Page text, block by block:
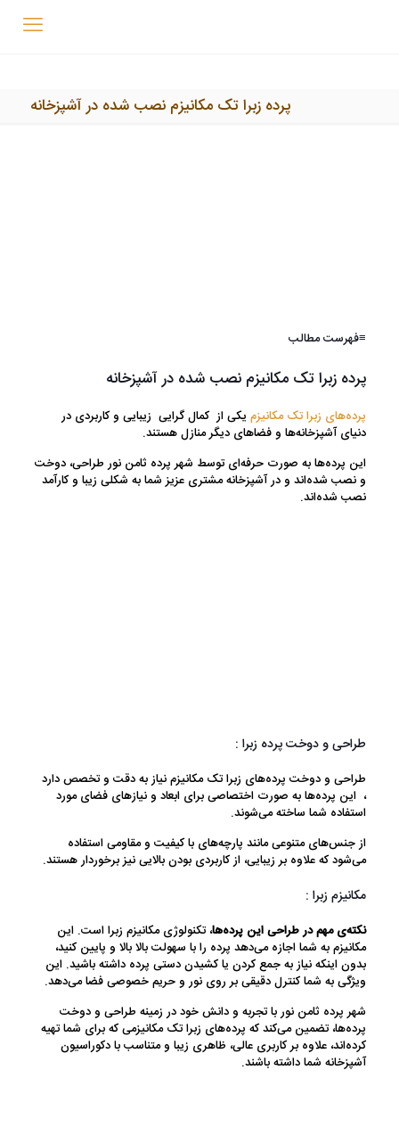
پرده زبرا تک مکانیزم نصب شده در آشپزخانه
≡فهرست مطالب
پرده زبرا تک مکانیزم نصب شده در آشپزخانه
پرده‌های زبرا تک مکانیزمیکی از کمال گرایی زیبایی و کاربردی در
دنیای آشپزخانه‌ها و فضاهای دیگر منازل هستند.
این پرده‌ها به صورت حرفه‌ای توسط شهر پرده ثامن نور طراحی، دوخت
و نصب شده‌اند و در آشپزخانه مشتری عزیز شما به شکلی زیبا و کارآمد
نصب شده‌اند.
طراحی و دوخت پرده زبرا :
طراحی و دوخت پرده‌های زبرا تک مکانیزم نیاز به دقت و تخصص دارد
، این پرده‌ها به صورت اختصاصی برای ابعاد و نیازهای فضای مورد
استفاده شما ساخته می‌شوند.
از جنس‌های متنوعی مانند پارچه‌های با کیفیت و مقاومی استفاده
می‌شود که علاوه بر زیبایی، از کاربردی بودن بالایی نیز برخوردار هستند.
مکانیزم زبرا :
نکته‌ی مهم در طراحی این پرده‌ها، تکنولوژی مکانیزم زبرا است. این
مکانیزم به شما اجازه می‌دهد پرده را با سهولت بالا بالا و پایین کنید،
بدون اینکه نیاز به جمع کردن یا کشیدن دستی پرده داشته باشید. این
ویژگی به شما کنترل دقیقی بر روی نور و حریم خصوصی فضا می‌دهد.
شهر پرده ثامن نور با تجربه و دانش خود در زمینه طراحی و دوخت
پرده‌ها، تضمین می‌کند که پرده‌های زبرا تک مکانیزمی که برای شما تهیه
کرده‌اند، علاوه بر کاربری عالی، ظاهری زیبا و متناسب با دکوراسیون
آشپزخانه شما داشته باشند.